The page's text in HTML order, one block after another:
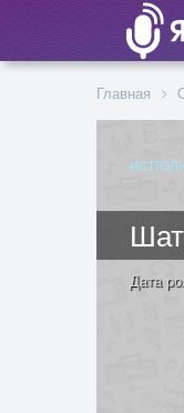
Главная
Дата